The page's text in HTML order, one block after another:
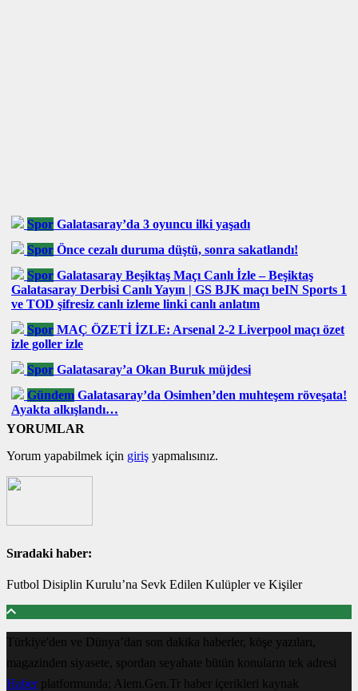
Spor Galatasaray’da 3 oyuncu ilki yaşadı
Spor Önce cezalı duruma düştü, sonra sakatlandı!
Spor Galatasaray Beşiktaş Maçı Canlı İzle – Beşiktaş
Galatasaray Derbisi Canlı Yayın | GS BJK maçı beIN Sports 1
ve TOD şifresiz canlı izleme linki canlı anlatım
Spor MAÇ ÖZETİ İZLE: Arsenal 2-2 Liverpool maçı özet
izle goller izle
Spor Galatasaray’a Okan Buruk müjdesi
Gündem Galatasaray’da Osimhen’den muhteşem röveşata!
Ayakta alkışlandı…
YORUMLAR
Yorum yapabilmek için giriş yapmalısınız.
Sıradaki haber:
Futbol Disiplin Kurulu’na Sevk Edilen Kulüpler ve Kişiler
Türkiye'den ve Dünya’dan son dakika haberler, köşe yazıları,
magazinden siyasete, spordan seyahate bütün konuların tek adresi
Haberplatformunda; Alem.Gen.Tr haber içerikleri kaynak